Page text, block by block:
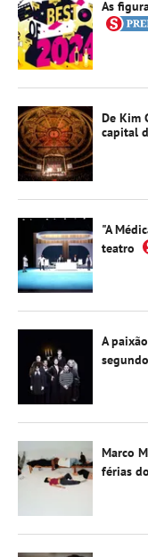
As
De Kim
capital
"A
teatro
A
Marco
férias